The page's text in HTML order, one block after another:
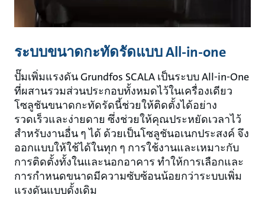
ระบบขนาดกะทัดรัดแบบ All-in-one
ปั๊มเพิ่มแรงดัน Grundfos SCALA เป็นระบบ All-in-One
ที่ผสานรวมส่วนประกอบทั้งหมดไว้ในเครื่องเดียว
โซลูชันขนาดกะทัดรัดนี้ช่วยให้ติดตั้งได้อย่าง
รวดเร็วและง่ายดาย ซึ่งช่วยให้คุณประหยัดเวลาไว้
สำหรับงานอื่น ๆ ได้ ด้วยเป็นโซลูชันอเนกประสงค์ จึง
ออกแบบให้ใช้ได้ในทุก ๆ การใช้งานและเหมาะกับ
การติดตั้งทั้งในและนอกอาคาร ทำให้การเลือกและ
การกำหนดขนาดมีความซับซ้อนน้อยกว่าระบบเพิ่ม
แรงดันแบบดั้งเดิม